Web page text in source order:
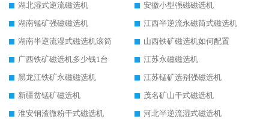
湖北湿式逆流磁选机
安徽小型强磁磁选机
湖南锰矿强磁磁选机
江西半逆流永磁筒式磁选机
湖南半逆流湿式磁选机滚筒
山西铁矿磁选机如何配置
广西铁矿磁选机多少钱1台
江苏永磁磁选机
黑龙江铁矿永磁磁选机
江苏锰矿选别强磁选机
新疆贫锰矿磁选机
茂名矿山干式磁选机
淮安钢渣微粉干式磁选机
河北半逆流湿式磁选机